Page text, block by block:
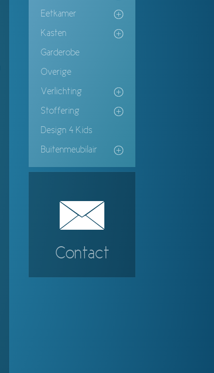
Eetkamer
Kasten
Garderobe
Overige
Verlichting
Stoffering
Design 4 Kids
Buitenmeubilair
Contact